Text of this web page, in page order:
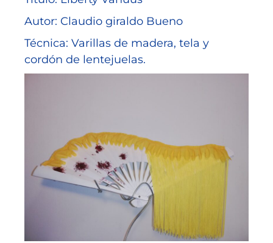
Autor: Claudio giraldo Bueno
Técnica: Varillas de madera, tela y
cordón de lentejuelas.